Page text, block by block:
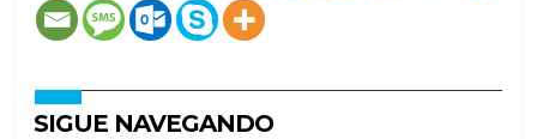
SIGUE NAVEGANDO